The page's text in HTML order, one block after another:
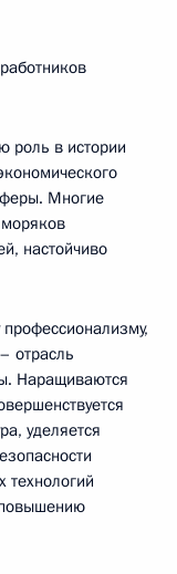
роль в истории
Многие
настойчиво
отрасль
Наращиваются
уделяется
технологий